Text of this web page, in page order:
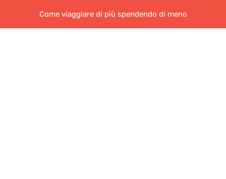
Come viaggiare di più spendendo di meno